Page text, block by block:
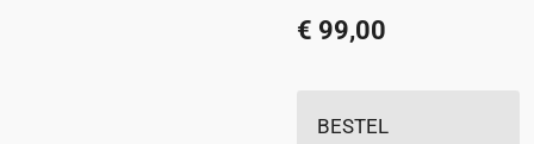
€ 99,00
BESTEL